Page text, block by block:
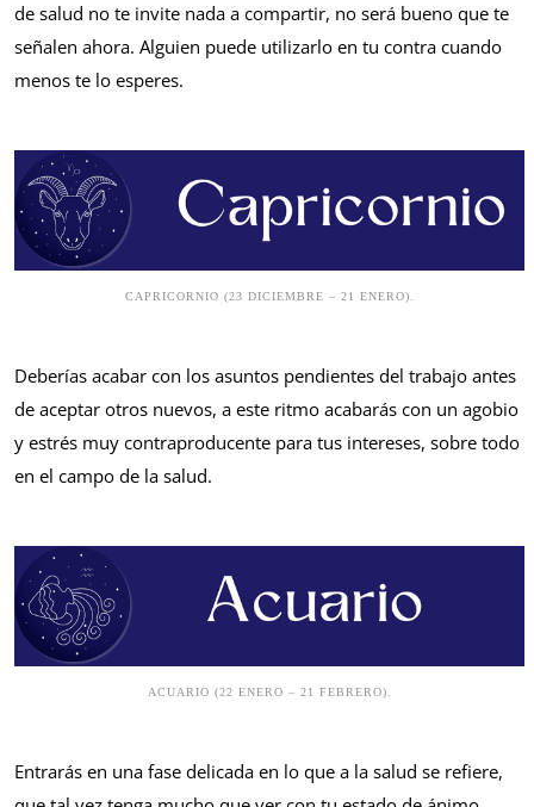
de salud no te invite nada a compartir, no será bueno que te
señalen ahora. Alguien puede utilizarlo en tu contra cuando
menos te lo esperes.
CAPRICORNIO (23 DICIEMBRE – 21 ENERO).
Deberías acabar con los asuntos pendientes del trabajo antes
de aceptar otros nuevos, a este ritmo acabarás con un agobio
y estrés muy contraproducente para tus intereses, sobre todo
en el campo de la salud.
ACUARIO (22 ENERO – 21 FEBRERO).
Entrarás en una fase delicada en lo que a la salud se refiere,